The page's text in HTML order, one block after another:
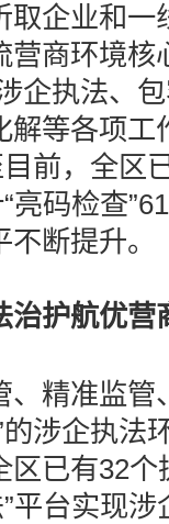
取企业和一
商环境核
企执法、
等各项工
前，全区
亮码检查
断提升。
护航优营
精准监管
涉企执法
已有32个
平台实现